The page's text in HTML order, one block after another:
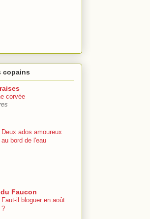
copains
corvée
Deux ados amoureux
au bord de l'eau
Faucon
Faut-il bloguer en août
?